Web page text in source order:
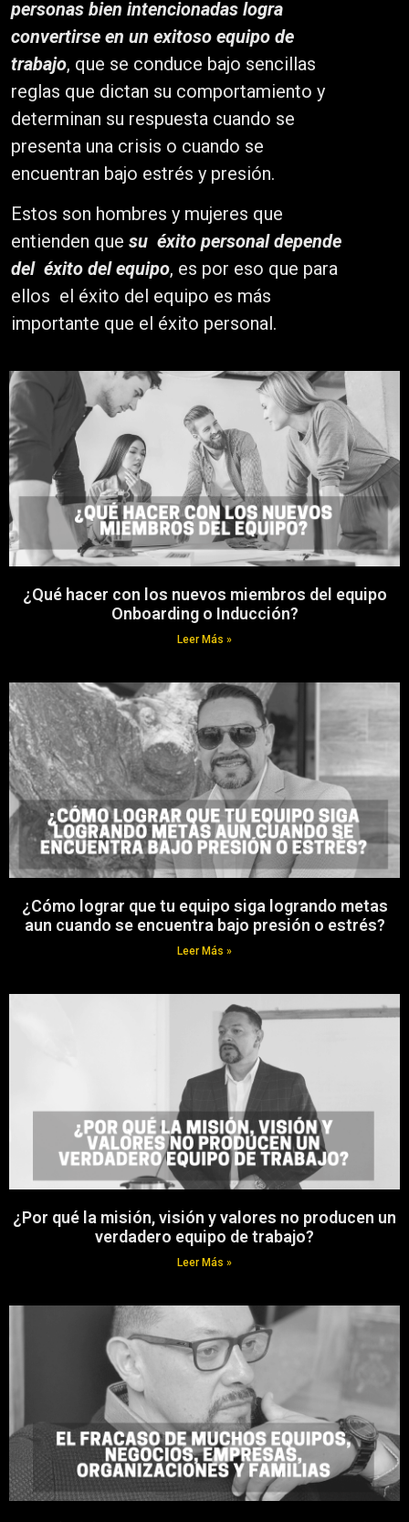
personas bien intencionadas logra
convertirse en un exitoso equipo de
trabajo, que se conduce bajo sencillas
reglas que dictan su comportamiento y
determinan su respuesta cuando se
presenta una crisis o cuando se
encuentran bajo estrés y presión.
Estos son hombres y mujeres que
entienden que su éxito personal depende
del éxito del equipo, es por eso que para
ellos el éxito del equipo es más
importante que el éxito personal.
¿Qué hacer con los nuevos miembros del equipo
Onboarding o Inducción?
Leer Más »
¿Cómo lograr que tu equipo siga logrando metas
aun cuando se encuentra bajo presión o estrés?
Leer Más »
¿Por qué la misión, visión y valores no producen un
verdadero equipo de trabajo?
Leer Más »